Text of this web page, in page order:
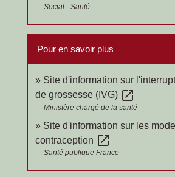
Social - Santé
Pour en savoir plus
Site d'information sur
de grossesse (IVG) open_in_new
Ministère chargé de la santé
Site d'information sur les
contraception open_in_new
Santé publique France